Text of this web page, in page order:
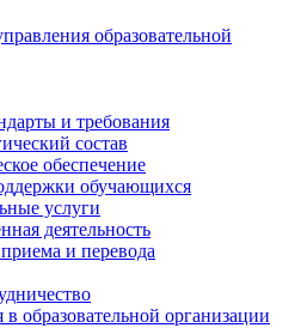
образовательной
и требования
состав
обеспечение
обучающихся
услуги
деятельность
и перевода
образовательной организации